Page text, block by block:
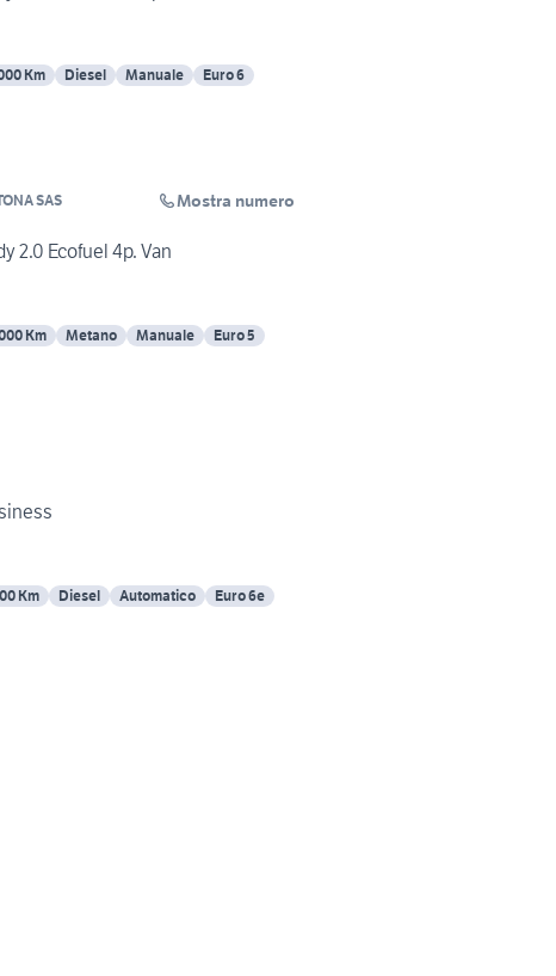
Km Diesel Manuale Euro 6
SAS Mostra numero
2.0 Ecofuel 4p. Van
Km Metano Manuale Euro 5
Km Diesel Automatico Euro 6e